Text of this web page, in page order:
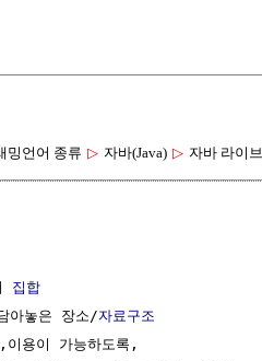
밍언어 종류 ▷ 자바(Java) ▷ 자바 라이
집합
아놓은 장소/
자료구조
용이 가능하도록,